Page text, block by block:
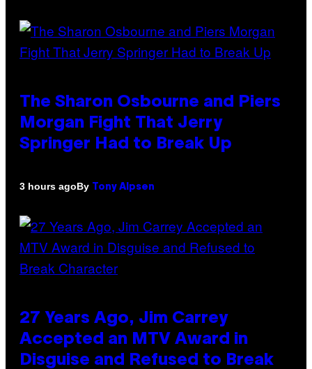
The Sharon Osbourne and Piers
Morgan Fight That Jerry
Springer Had to Break Up
3 hours agoBy Tony Alpsen
27 Years Ago, Jim Carrey
Accepted an MTV Award in
Disguise and Refused to Break